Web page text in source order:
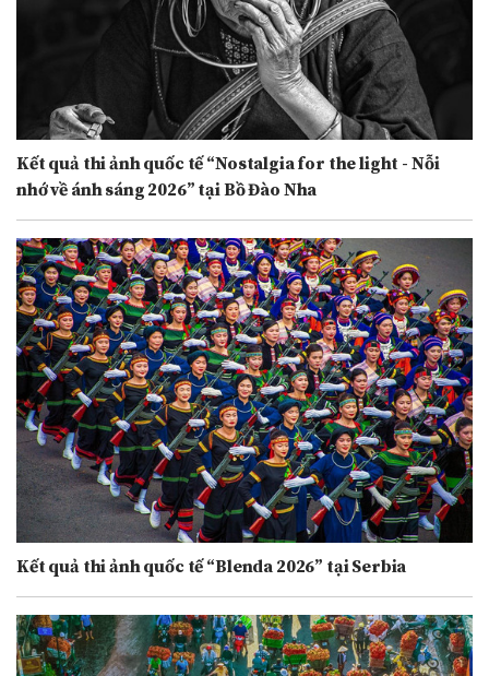
Kết quả thi ảnh quốc tế “Nostalgia for the light - Nỗi
nhớ về ánh sáng 2026” tại Bồ Đào Nha
Kết quả thi ảnh quốc tế “Blenda 2026” tại Serbia